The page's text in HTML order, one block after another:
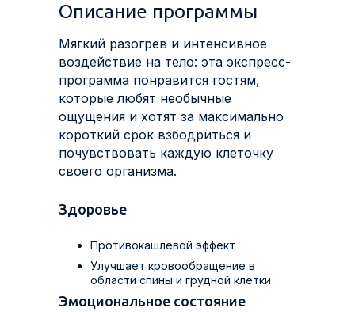
Эмоциональное состояние
Здоровье
Противокашлевой эффект
Улучшает кровообращение в
области спины и грудной клетки
Описание программы
Мягкий разогрев и интенсивное
воздействие на тело: эта экспресс-
программа понравится гостям,
которые любят необычные
ощущения и хотят за максимально
короткий срок взбодриться и
почувствовать каждую клеточку
своего организма.